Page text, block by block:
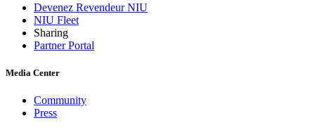
Devenez Revendeur NIU
NIU Fleet
Sharing
Partner Portal
Media Center
Community
Press